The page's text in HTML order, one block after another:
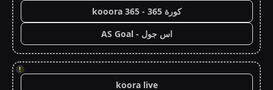
كورة 365 - kooora 365
اس جول - AS Goal
!
koora live